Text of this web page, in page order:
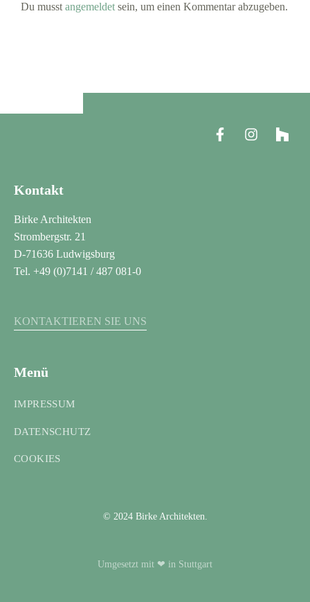
Du musst angemeldet sein, um einen Kommentar abzugeben.
Kontakt
Birke Architekten
Strombergstr. 21
D-71636 Ludwigsburg
Tel. +49 (0)7141 / 487 081-0
KONTAKTIEREN SIE UNS
Menü
IMPRESSUM
DATENSCHUTZ
COOKIES
© 2024 Birke Architekten.
Umgesetzt mit ❤ in Stuttgart